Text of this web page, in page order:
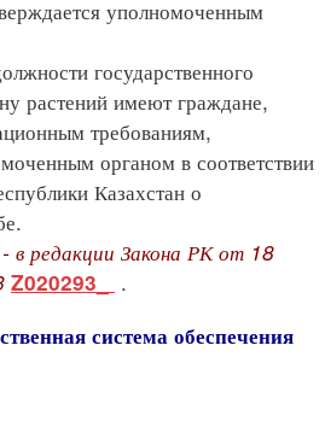
уполномоченным
государственного
растений имеют граждане,
требованиям,
органом в соответствии
Казахстан о
в редакции Закона РК от 18
Z020293_ .
система обеспечения